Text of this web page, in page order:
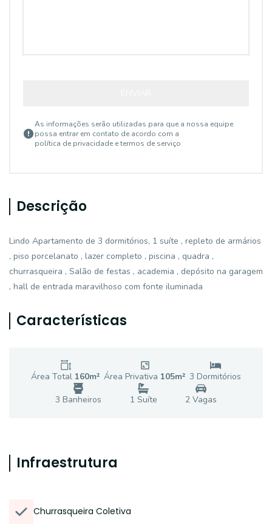
As informações serão utilizadas para que a nossa equipe
possa entrar em contato de acordo com a
política de privacidade e termos de serviço
Descrição
Lindo Apartamento de 3 dormitórios, 1 suíte , repleto de armários
, piso porcelanato , lazer completo , piscina , quadra ,
churrasqueira , Salão de festas , academia , depósito na garagem
, hall de entrada maravilhoso com fonte iluminada
Características
Área Total 160m² Área Privativa 105m² 3 Dormitórios
3 Banheiros 1 Suíte 2Vagas
Infraestrutura
Churrasqueira Coletiva